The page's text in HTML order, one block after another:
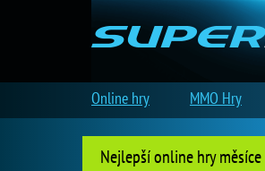
Nejlepší online hry měsíce
Online hry MMO Hry